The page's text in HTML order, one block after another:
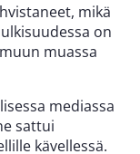
mikä
on
muassa
mediassa
sattui
kävellessä.